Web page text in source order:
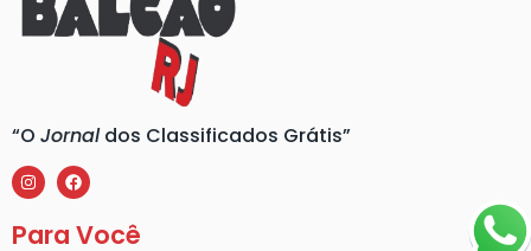
“O Jornaldos Classificados Grátis”
Para Você